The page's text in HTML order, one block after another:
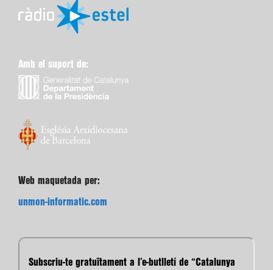
Amb el suport de:
Web maquetada per:
unmon-informatic.com
Subscriu-te gratuïtament a l’e-butlletí de “Catalunya